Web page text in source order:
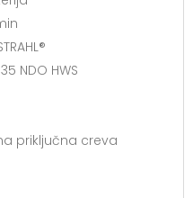
NDO HWS
priključna creva